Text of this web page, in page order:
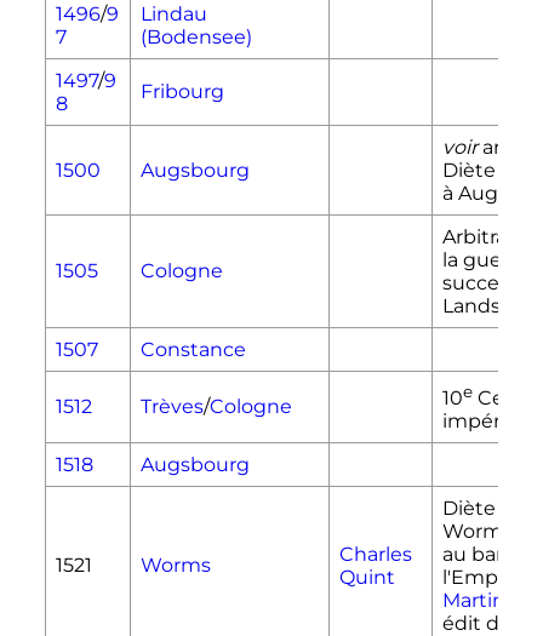
1496/9
7
Lindau
(Bodensee)
1497/9
8
Fribourg
1500 Augsbourg
voirarticle
Diète
à
1505 Cologne
Arbitrage
la guerre
1507
Constance
1512 Trèves/Cologne 10eCercle
impérial
1518
Augsbourg
1521 Worms
Charles
Quint
Diète de
Worms
au ban de
l'Empire
Martin
édit de